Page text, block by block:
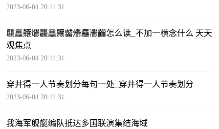
2023-06-04 20:11:31
龘靐齉爩龘靐齉齾爩麤灪龖怎么读_不加一横念什么 天天
观焦点
2023-06-04 20:11:31
穿井得一人节奏划分每句一处_穿井得一人节奏划分
2023-06-04 20:11:31
我海军舰艇编队抵达多国联演集结海域